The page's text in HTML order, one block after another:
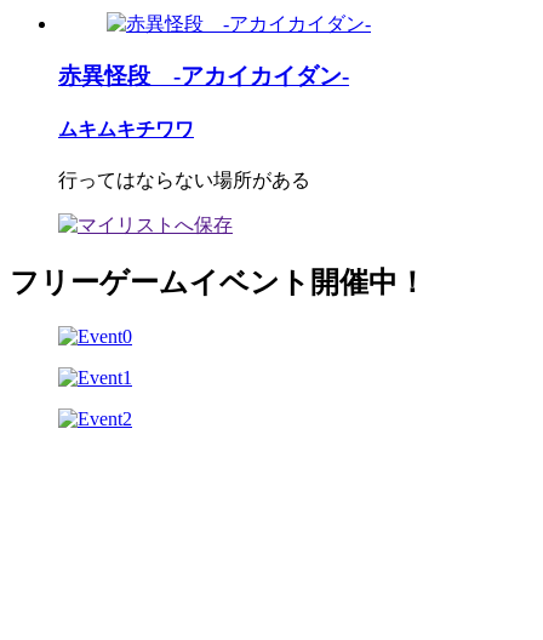
赤異怪段 -アカイカイダン-
ムキムキチワワ
行ってはならない場所がある
フリーゲームイベント開催中！